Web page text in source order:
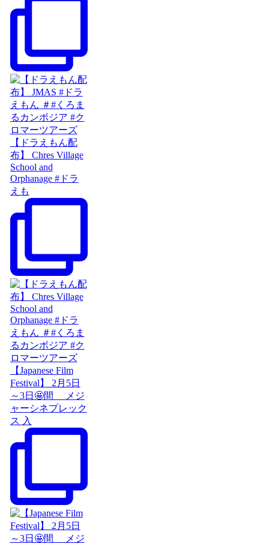
【ドラえもん配
布】 Chres Village
School and
Orphanage #ドラ
えも
【Japanese Film
Festival】 2月5日
～3日🤩間 メジ
ャーシネプレック
ス 入